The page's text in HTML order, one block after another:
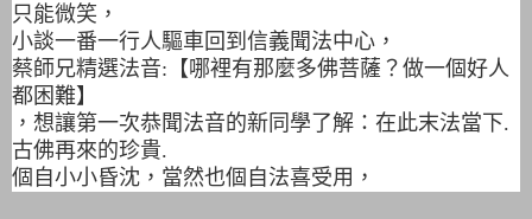
只能微笑，
小談一番一行人驅車回到信義聞法中心，
蔡師兄精選法音:【哪裡有那麼多佛菩薩？做一個好人
都困難】
，想讓第一次恭聞法音的新同學了解：在此末法當下.
古佛再來的珍貴.
個自小小昏沈，當然也個自法喜受用，